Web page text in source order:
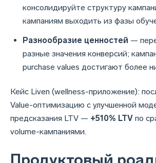
консолидируйте структуру
кампаниям выходить из фазы
Разнообразие ценностей —
разные значения конверсий;
purchase values достигают более
Кейс Liven (wellness-приложение):
Value-оптимизацию с улучшенной
предсказания LTV — +510% LTV по
volume-кампаниями.